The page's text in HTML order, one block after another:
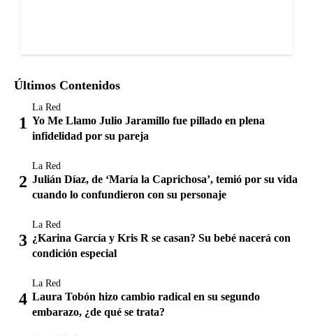
Últimos Contenidos
La Red
Yo Me Llamo Julio Jaramillo fue pillado en plena
infidelidad por su pareja
La Red
Julián Díaz, de ‘María la Caprichosa’, temió por su vida
cuando lo confundieron con su personaje
La Red
¿Karina García y Kris R se casan? Su bebé nacerá con
condición especial
La Red
Laura Tobón hizo cambio radical en su segundo
embarazo, ¿de qué se trata?